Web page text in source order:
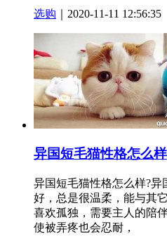
选购 ｜2020-11-11 12:56:35
异国短毛猫性格怎么样
异国短毛猫性格怎么样?
好，总是很温柔，能与其
喜欢孤独，需要主人的陪
使被弄疼也会忍耐，